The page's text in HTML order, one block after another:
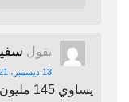
يقول
13 ديسمبر، 2021 الساعة 10:33 ص
يساوي 145 مليون دينار عراقي